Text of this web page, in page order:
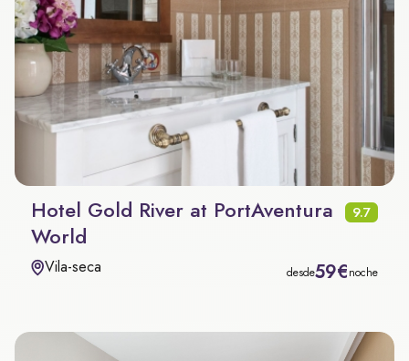
Hotel Gold River at PortAventura
World
9.7
Vila-seca desde59€noche